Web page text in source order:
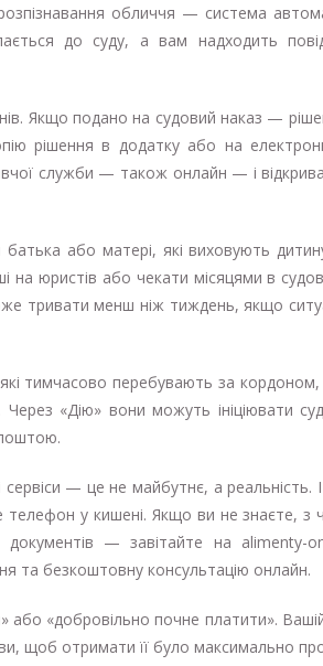
обличчя — система
до суду, а вам надходить
Якщо подано на судовий наказ —
рішення в додатку або на
служби — також онлайн — і
або матері, які виховують
на юристів або чекати місяцями в
тривати менш ніж тиждень, якщо
тимчасово перебувають за
Через «Дію» вони можуть ініціювати
— це не майбутнє, а реальність. І
у кишені. Якщо ви не знаєте, з
— завітайте на alimenty-
та безкоштовну консультацію онлайн.
«добровільно почне платити».
щоб отримати її було максимально